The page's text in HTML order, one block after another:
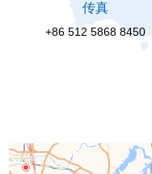
传真
+86 512 5868 8450